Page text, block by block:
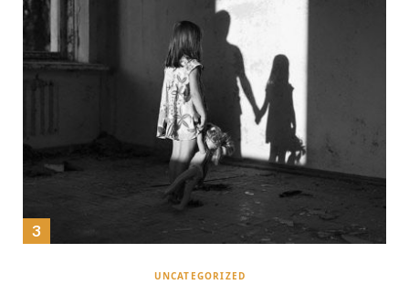
UNCATEGORIZED